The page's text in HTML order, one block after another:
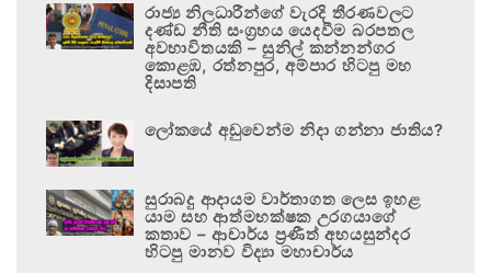
රාජ්‍ය නිලධාරීන්ගේ වැරදි තීරණවලට
දණ්ඩ නීති සංග්‍රහය යෙදවීම බරපතල
අවභාවිතයකි – සුනිල් කන්නන්ගර
කොළඹ, රත්නපුර, අම්පාර හිටපු මහ
දිසාපති
ලෝකයේ අඩුවෙන්ම නිදා ගන්නා ජාතිය?
සුරාබදු ආදායම වාර්තාගත ලෙස ඉහළ
යාම සහ ආත්මභක්ෂක උරගයාගේ
කතාව – ආචාර්ය ප්‍රණීත් අභයසුන්දර
හිටපු මානව විද්‍යා මහාචාර්ය